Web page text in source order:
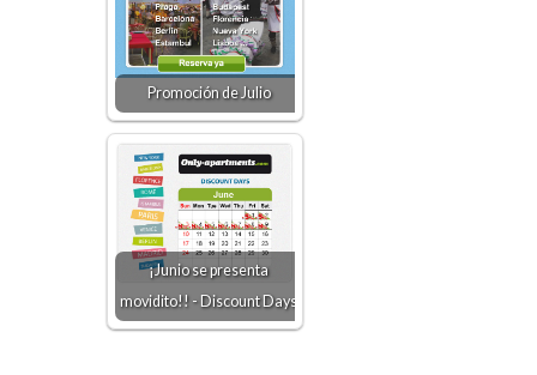
Promoción de Julio
¡Junio se presenta
movidito!! - Discount Days